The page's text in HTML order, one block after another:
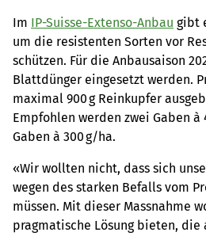
Im IP-Suisse-Extenso-Anbau gibt
um die resistenten Sorten vor
schützen. Für die Anbausaison
Blattdünger eingesetzt werden.
maximal 900 g Reinkupfer
Empfohlen werden zwei Gaben
Gaben à 300 g/ha.
«Wir wollten nicht, dass sich
wegen des starken Befalls vom
müssen. Mit dieser Massnahme
pragmatische Lösung bieten, die